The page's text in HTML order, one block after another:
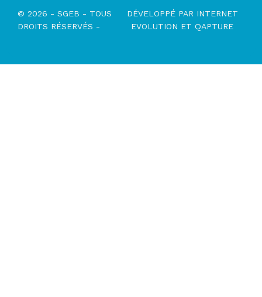
© 2026 - SGEB - TOUS
DROITS RÉSERVÉS -
DÉVELOPPÉ PAR INTERNET
EVOLUTION ETQAPTURE